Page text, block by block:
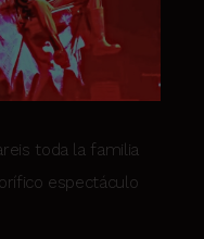
toda la familia
espectáculo